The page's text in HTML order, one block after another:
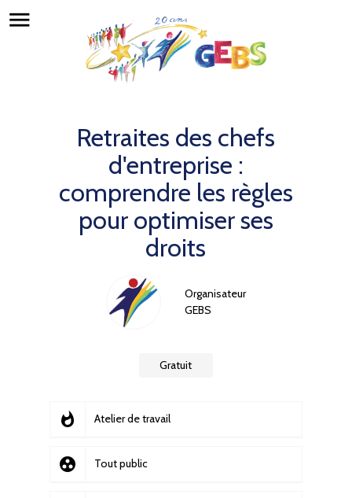
menu
Retraites des chefs
d'entreprise :
comprendre les règles
pour optimiser ses
droits
Organisateur
GEBS
Gratuit
whatshot Atelier de travail
group_work Tout public